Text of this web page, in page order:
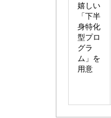
嬉しい
「下半
身特化
型プロ
グラ
ム」を
用意